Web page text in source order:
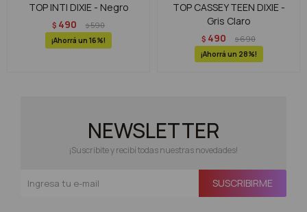
TOP INTI DIXIE - Negro
$ 490 $590
16
TOP CASSEY TEEN DIXIE -
Gris Claro
$ 490 $690
28
NEWSLETTER
¡Suscribite y recibí todas nuestras novedades!
SUSCRIBIRME